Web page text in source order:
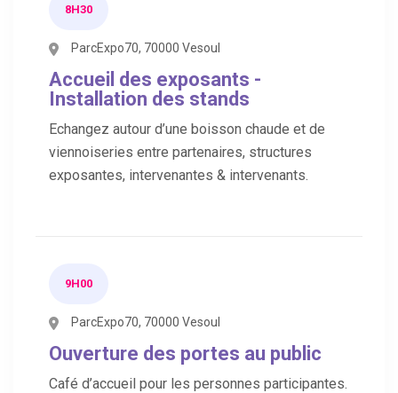
8H30
ParcExpo70, 70000 Vesoul
Accueil des exposants -
Installation des stands
Echangez autour d’une boisson chaude et de
viennoiseries entre partenaires, structures
exposantes, intervenantes & intervenants.
9H00
ParcExpo70, 70000 Vesoul
Ouverture des portes au public
Café d’accueil pour les personnes participantes.